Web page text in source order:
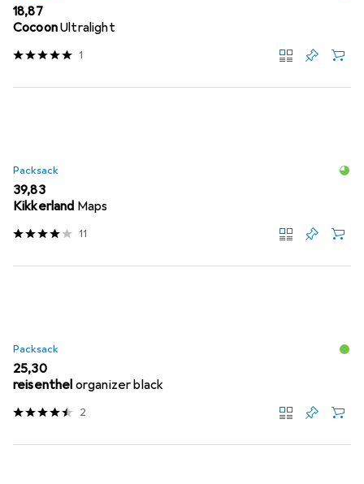
EUR
18,87
CocoonUltralight
1
Packsack
EUR
39,83
Kikkerland Maps
11
Packsack
EUR
25,30
reisenthel organizer black
2